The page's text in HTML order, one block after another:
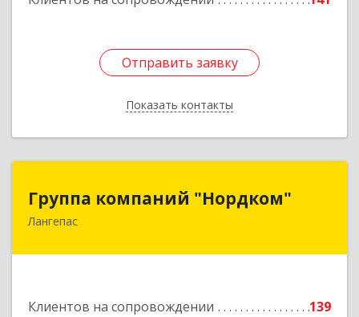
Отправить заявку
Показать контакты
Отправить заявку
Назад
Группа компаний "Нордком"
Лангепас
Клиентов на сопровождении
139
Группа компаний "Нордком"
628672, Тюменская обл, Лангепас г., Солнечная